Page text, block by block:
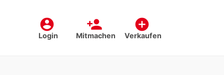
account_circle
Login
person_add
Mitmachen
add_circle
Verkaufen